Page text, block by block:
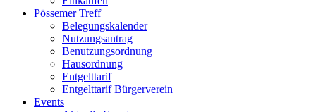
Pössemer Treff
Belegungskalender
Nutzungsantrag
Benutzungsordnung
Hausordnung
Entgelttarif
Entgelttarif Bürgerverein
Events